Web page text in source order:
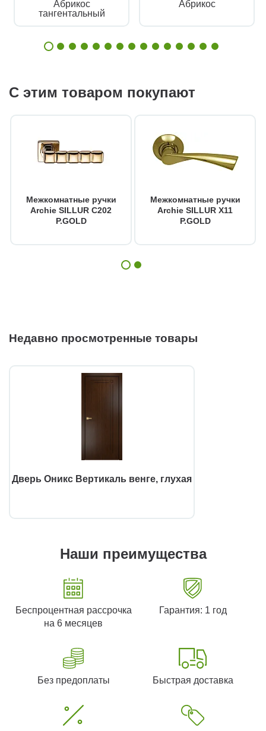
Абрикос
тангентальный
Абрикос
С этим товаром покупают
Межкомнатные ручки
Archie SILLUR C202
P.GOLD
Межкомнатные ручки
Archie SILLUR X11
P.GOLD
Недавно просмотренные товары
Дверь Оникс Вертикаль венге, глухая
Наши преимущества
Беспроцентная рассрочка
на 6 месяцев
Гарантия: 1 год
Без предоплаты Быстрая доставка